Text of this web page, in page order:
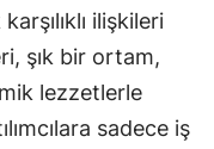
ilişkileri
şık bir ortam,
lezzetlerle
sadece iş